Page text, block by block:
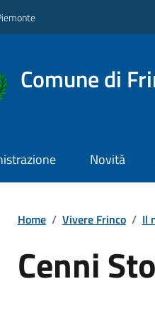
Comune di
Novità
Home / Vivere Frinco / Il
Cenni